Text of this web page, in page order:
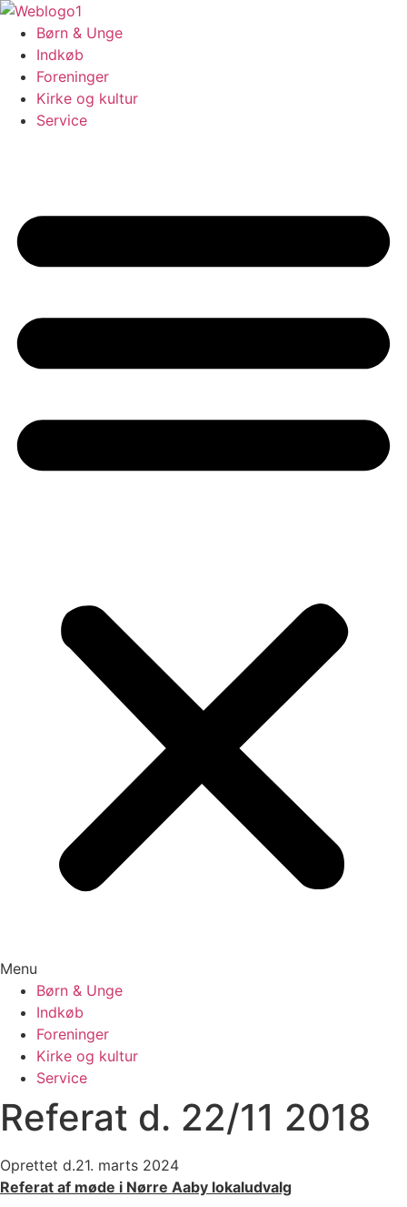
Videre
indhold
Børn & Unge
Indkøb
Foreninger
Kirke og kultur
Service
Menu
Børn & Unge
Indkøb
Foreninger
Kirke og kultur
Service
Referat d. 22/11 2018
Oprettet d.21. marts 2024
Referat af møde i Nørre Aaby lokaludvalg